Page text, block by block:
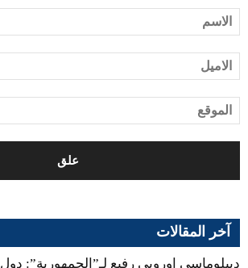
آخر المقالات
ديبلوماسي اوروبي رفيع لـ”الجمهورية”: دول